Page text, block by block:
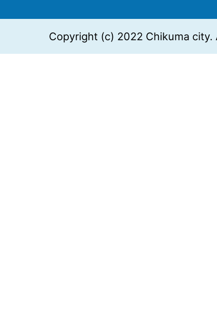
Copyright (c) 2022 Chikuma city.